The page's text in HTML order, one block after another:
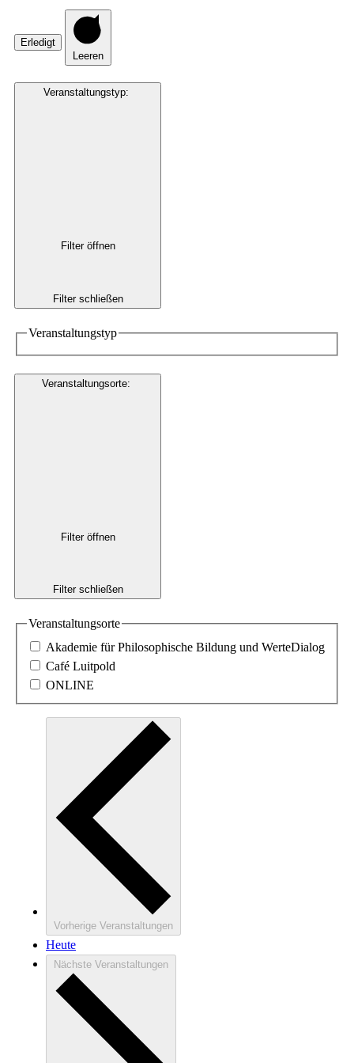
Erledigt
Leeren
Veranstaltungstyp:
Filter öffnen
Filter schließen
Veranstaltungstyp
Veranstaltungsorte:
Filter öffnen
Filter schließen
Veranstaltungsorte
Akademie für Philosophische Bildung und WerteDialog
Café Luitpold
ONLINE
Vorherige Veranstaltungen
Heute
Nächste Veranstaltungen